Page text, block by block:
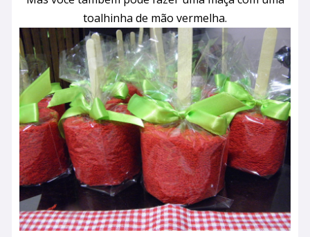
toalhinha de mão vermelha.